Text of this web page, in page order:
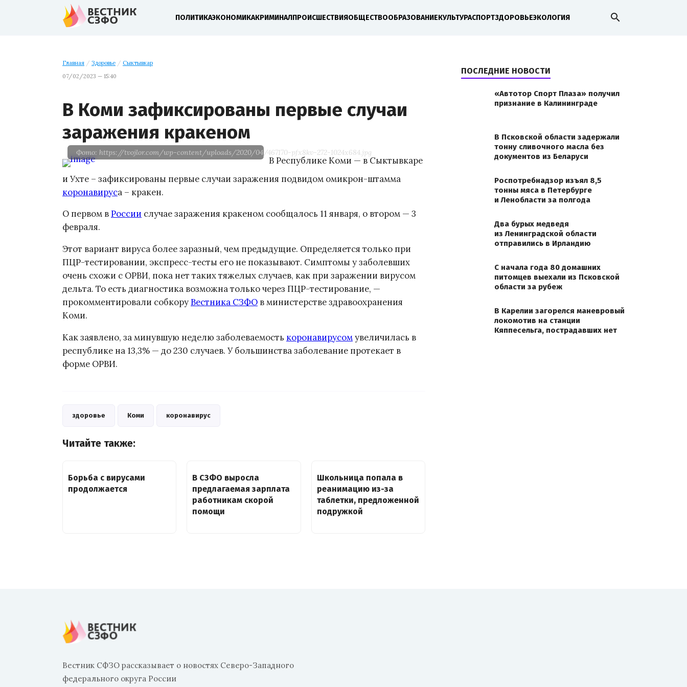
ПОЛИТИКАЭКОНОМИКАКРИМИНАЛПРОИСШЕСТВИЯОБЩЕСТВООБРАЗОВАНИЕКУЛЬТУРАСПОРТЗДОРОВЬЕЭКОЛОГИЯ search
Главная / Здоровье / Сыктывкар
07/02/2023 — 15:40
В Коми зафиксированы первые случаи
заражения кракеном
Фото: https://tvojlor.com/wp-content/uploads/2020/04/467170-pfx8kv-272-1024x684.jpg
В Республике Коми — в Сыктывкаре
и Ухте – зафиксированы первые случаи заражения подвидом омикрон-штамма
коронавируса – кракен.
О первом вРоссии случае заражения кракеном сообщалось 11 января, о втором — 3
февраля.
Этот вариант вируса более заразный, чем предыдущие. Определяется только при
ПЦР-тестировании, экспресс-тесты его не показывают. Симптомы у заболевших
очень схожи с ОРВИ, пока нет таких тяжелых случаев, как при заражении вирусом
дельта. То есть диагностика возможна только через ПЦР-тестирование, —
прокомментировали собкоруВестника СЗФО в министерстве здравоохранения
Коми.
Как заявлено, за минувшую неделю заболеваемость коронавирусомувеличилась в
республике на 13,3% — до 230 случаев. У большинства заболевание протекает в
форме ОРВИ.
здоровье Коми коронавирус
Читайте также:
Борьба с вирусами
продолжается
В СЗФО выросла
предлагаемая зарплата
работникам скорой
помощи
Школьница попала в
реанимацию из-за
таблетки, предложенной
подружкой
ПОСЛЕДНИЕ НОВОСТИ
«Автотор Спорт Плаза» получил
признание в Калининграде
В Псковской области задержали
тонну сливочного масла без
документов из Беларуси
Роспотребнадзор изъял 8,5
тонны мяса в Петербурге
и Ленобласти за полгода
Два бурых медведя
из Ленинградской области
отправились в Ирландию
С начала года 80 домашних
питомцев выехали из Псковской
области за рубеж
В Карелии загорелся маневровый
локомотив на станции
Кяппесельга, пострадавших нет
Вестник СФЗО рассказывает о новостях Северо-Западного
федерального округа России